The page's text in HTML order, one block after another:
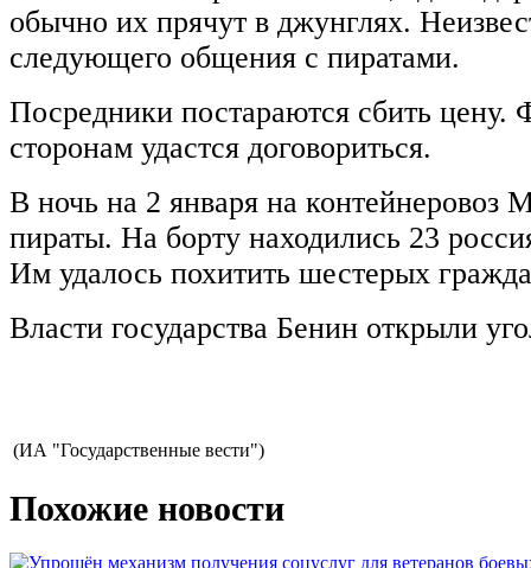
обычно их прячут в джунглях.
следующего общения с пиратами.
Посредники постараются сбить цену.
сторонам удастся договориться.
В ночь на 2 января на контейнеровоз
пираты. На борту находились 23
Им удалось похитить шестерых
Власти государства Бенин открыли
(ИА "Государственные вести")
Похожие новости